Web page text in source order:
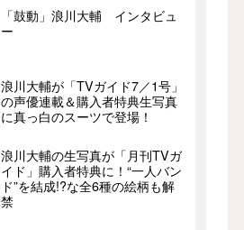
「鼓動」浪川大輔 インタビュ
ー
浪川大輔が「TVガイド7／1号」
の声優連載＆購入者特典生写真
に真っ白のスーツで登場！
浪川大輔の生写真が「月刊TVガ
イド」購入者特典に！“一人バン
ド”を結成!?な全6種の絵柄も解
禁